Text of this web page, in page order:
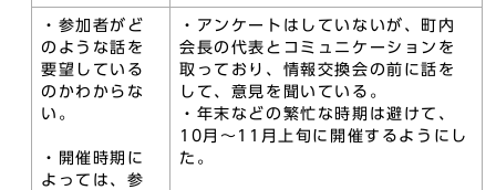
・参加者がど
のような話を
要望している
のかわからな
い。
・開催時期に
よっては、参
・アンケートはしていないが、町内
会長の代表とコミュニケーションを
取っており、情報交換会の前に話を
して、意見を聞いている。
・年末などの繁忙な時期は避けて、
10月～11月上旬に開催するようにし
た。